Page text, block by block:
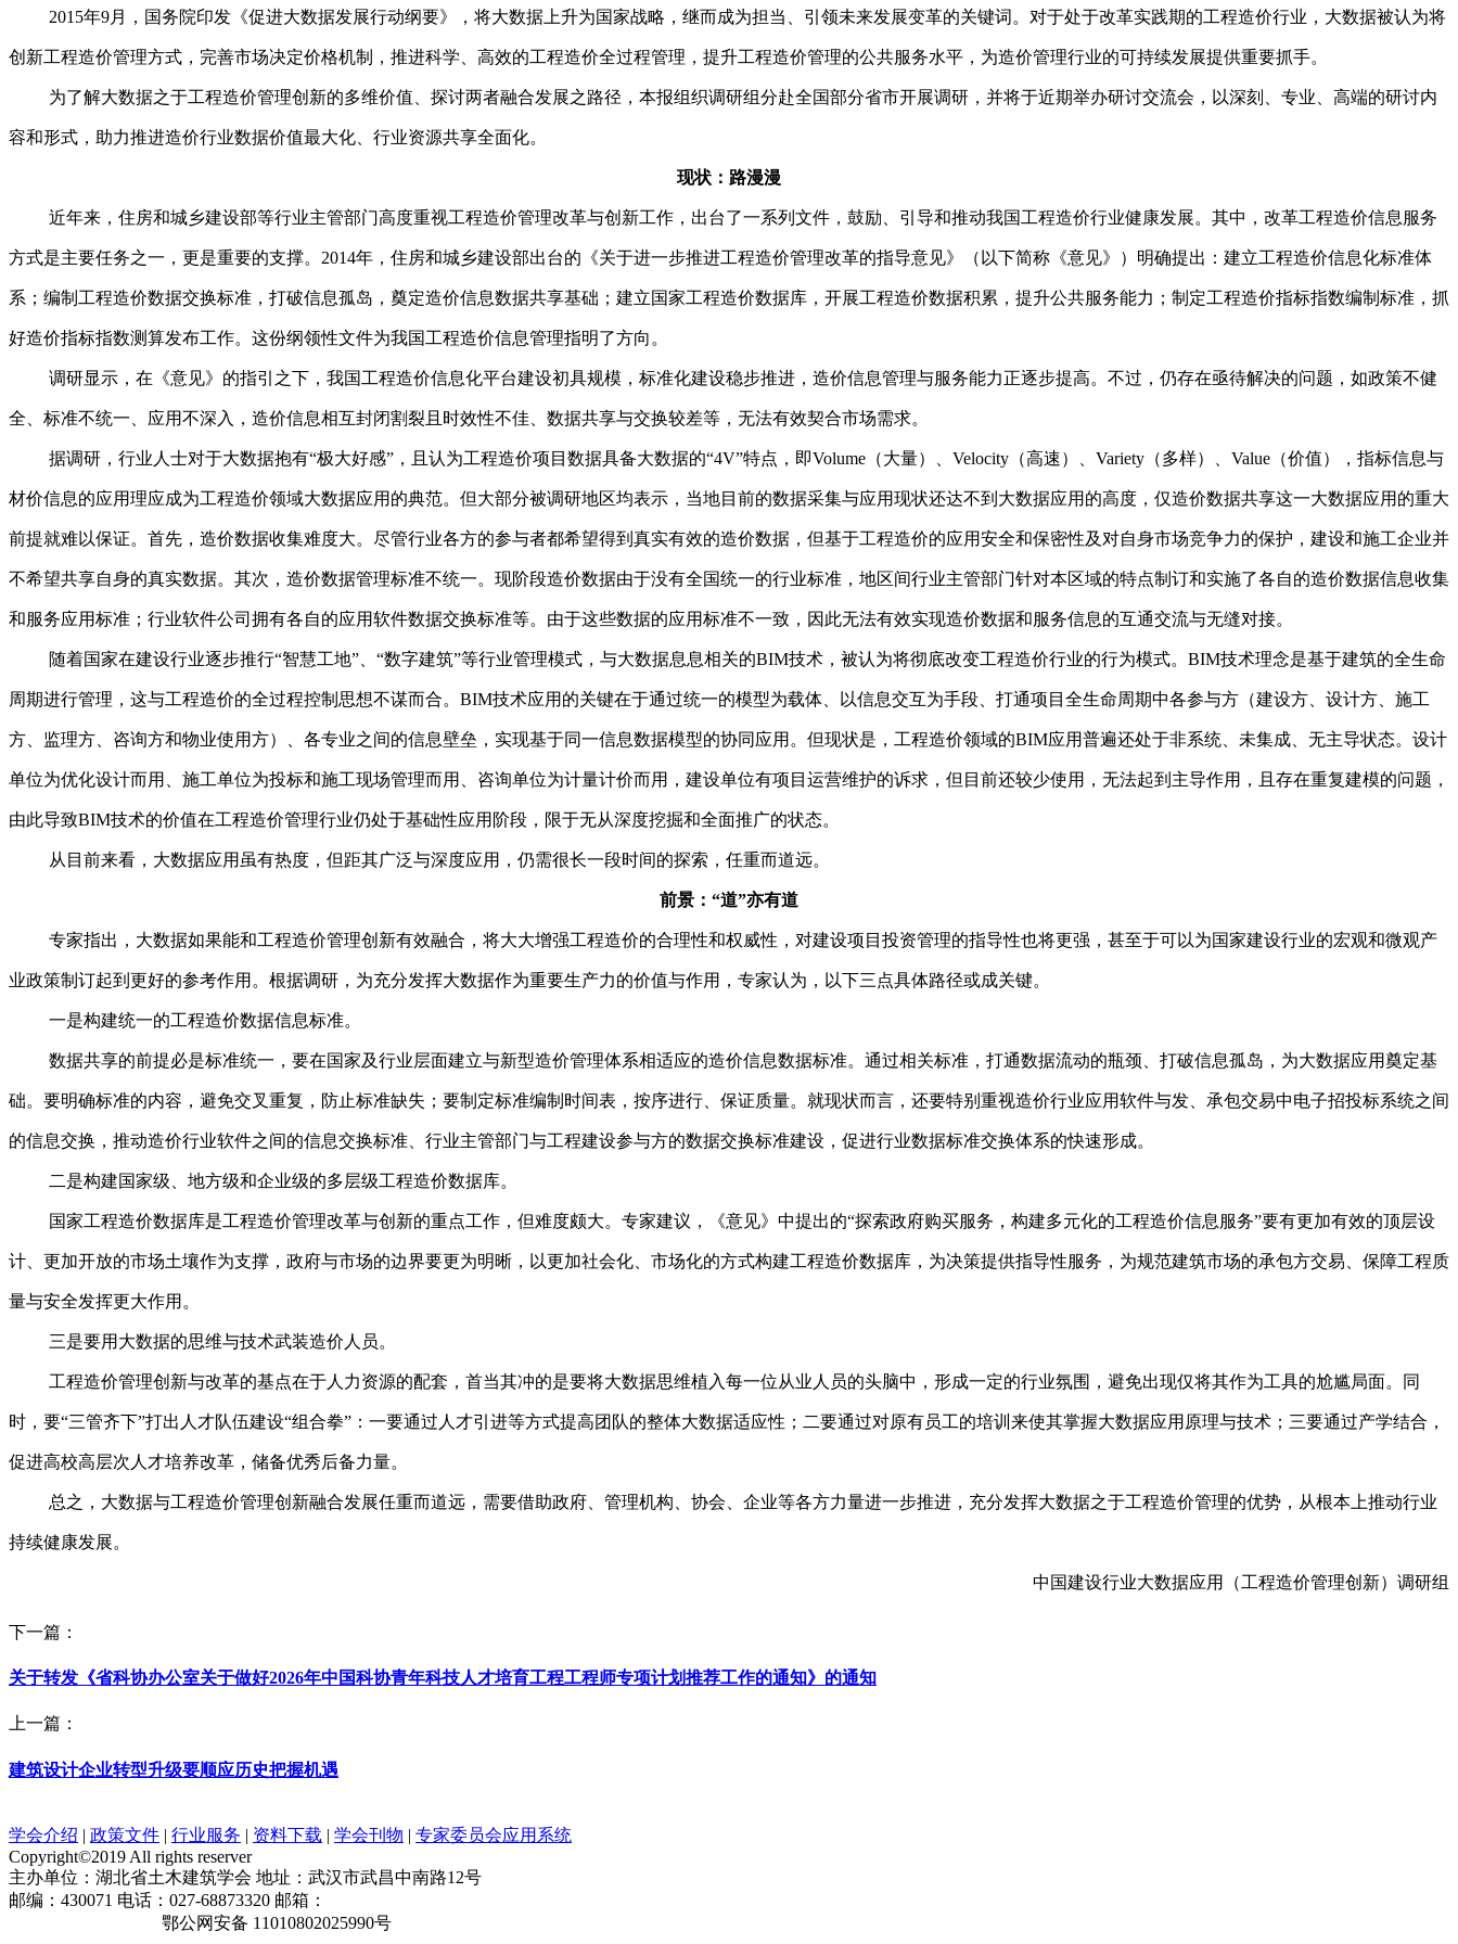
2015年9月，国务院印发《促进大数据发展行动纲要》，将大数据上升为国家战略，继而成为担当、引领未来发展变革的关键词。对于处于改革实践期的工程造价行业，大数据被认为将
创新工程造价管理方式，完善市场决定价格机制，推进科学、高效的工程造价全过程管理，提升工程造价管理的公共服务水平，为造价管理行业的可持续发展提供重要抓手。
为了解大数据之于工程造价管理创新的多维价值、探讨两者融合发展之路径，本报组织调研组分赴全国部分省市开展调研，并将于近期举办研讨交流会，以深刻、专业、高端的研讨内
容和形式，助力推进造价行业数据价值最大化、行业资源共享全面化。
现状：路漫漫
近年来，住房和城乡建设部等行业主管部门高度重视工程造价管理改革与创新工作，出台了一系列文件，鼓励、引导和推动我国工程造价行业健康发展。其中，改革工程造价信息服务
方式是主要任务之一，更是重要的支撑。2014年，住房和城乡建设部出台的《关于进一步推进工程造价管理改革的指导意见》（以下简称《意见》）明确提出：建立工程造价信息化标准体
系；编制工程造价数据交换标准，打破信息孤岛，奠定造价信息数据共享基础；建立国家工程造价数据库，开展工程造价数据积累，提升公共服务能力；制定工程造价指标指数编制标准，抓
好造价指标指数测算发布工作。这份纲领性文件为我国工程造价信息管理指明了方向。
调研显示，在《意见》的指引之下，我国工程造价信息化平台建设初具规模，标准化建设稳步推进，造价信息管理与服务能力正逐步提高。不过，仍存在亟待解决的问题，如政策不健
全、标准不统一、应用不深入，造价信息相互封闭割裂且时效性不佳、数据共享与交换较差等，无法有效契合市场需求。
据调研，行业人士对于大数据抱有“极大好感”，且认为工程造价项目数据具备大数据的“4V”特点，即Volume（大量）、Velocity（高速）、Variety（多样）、Value（价值），指标信息与
材价信息的应用理应成为工程造价领域大数据应用的典范。但大部分被调研地区均表示，当地目前的数据采集与应用现状还达不到大数据应用的高度，仅造价数据共享这一大数据应用的重大
前提就难以保证。首先，造价数据收集难度大。尽管行业各方的参与者都希望得到真实有效的造价数据，但基于工程造价的应用安全和保密性及对自身市场竞争力的保护，建设和施工企业并
不希望共享自身的真实数据。其次，造价数据管理标准不统一。现阶段造价数据由于没有全国统一的行业标准，地区间行业主管部门针对本区域的特点制订和实施了各自的造价数据信息收集
和服务应用标准；行业软件公司拥有各自的应用软件数据交换标准等。由于这些数据的应用标准不一致，因此无法有效实现造价数据和服务信息的互通交流与无缝对接。
随着国家在建设行业逐步推行“智慧工地”、“数字建筑”等行业管理模式，与大数据息息相关的BIM技术，被认为将彻底改变工程造价行业的行为模式。BIM技术理念是基于建筑的全生命
周期进行管理，这与工程造价的全过程控制思想不谋而合。BIM技术应用的关键在于通过统一的模型为载体、以信息交互为手段、打通项目全生命周期中各参与方（建设方、设计方、施工
方、监理方、咨询方和物业使用方）、各专业之间的信息壁垒，实现基于同一信息数据模型的协同应用。但现状是，工程造价领域的BIM应用普遍还处于非系统、未集成、无主导状态。设计
单位为优化设计而用、施工单位为投标和施工现场管理而用、咨询单位为计量计价而用，建设单位有项目运营维护的诉求，但目前还较少使用，无法起到主导作用，且存在重复建模的问题，
由此导致BIM技术的价值在工程造价管理行业仍处于基础性应用阶段，限于无从深度挖掘和全面推广的状态。
从目前来看，大数据应用虽有热度，但距其广泛与深度应用，仍需很长一段时间的探索，任重而道远。
前景：“道”亦有道
专家指出，大数据如果能和工程造价管理创新有效融合，将大大增强工程造价的合理性和权威性，对建设项目投资管理的指导性也将更强，甚至于可以为国家建设行业的宏观和微观产
业政策制订起到更好的参考作用。根据调研，为充分发挥大数据作为重要生产力的价值与作用，专家认为，以下三点具体路径或成关键。
一是构建统一的工程造价数据信息标准。
数据共享的前提必是标准统一，要在国家及行业层面建立与新型造价管理体系相适应的造价信息数据标准。通过相关标准，打通数据流动的瓶颈、打破信息孤岛，为大数据应用奠定基
础。要明确标准的内容，避免交叉重复，防止标准缺失；要制定标准编制时间表，按序进行、保证质量。就现状而言，还要特别重视造价行业应用软件与发、承包交易中电子招投标系统之间
的信息交换，推动造价行业软件之间的信息交换标准、行业主管部门与工程建设参与方的数据交换标准建设，促进行业数据标准交换体系的快速形成。
二是构建国家级、地方级和企业级的多层级工程造价数据库。
国家工程造价数据库是工程造价管理改革与创新的重点工作，但难度颇大。专家建议，《意见》中提出的“探索政府购买服务，构建多元化的工程造价信息服务”要有更加有效的顶层设
计、更加开放的市场土壤作为支撑，政府与市场的边界要更为明晰，以更加社会化、市场化的方式构建工程造价数据库，为决策提供指导性服务，为规范建筑市场的承包方交易、保障工程质
量与安全发挥更大作用。
三是要用大数据的思维与技术武装造价人员。
工程造价管理创新与改革的基点在于人力资源的配套，首当其冲的是要将大数据思维植入每一位从业人员的头脑中，形成一定的行业氛围，避免出现仅将其作为工具的尬尴局面。同
时，要“三管齐下”打出人才队伍建设“组合拳”：一要通过人才引进等方式提高团队的整体大数据适应性；二要通过对原有员工的培训来使其掌握大数据应用原理与技术；三要通过产学结合，
促进高校高层次人才培养改革，储备优秀后备力量。
总之，大数据与工程造价管理创新融合发展任重而道远，需要借助政府、管理机构、协会、企业等各方力量进一步推进，充分发挥大数据之于工程造价管理的优势，从根本上推动行业
持续健康发展。
中国建设行业大数据应用（工程造价管理创新）调研组
下一篇：
关于转发《省科协办公室关于做好2026年中国科协青年科技人才培育工程工程师专项计划推荐工作的通知》的通知
上一篇：
建筑设计企业转型升级要顺应历史把握机遇
学会介绍 | 政策文件 | 行业服务 | 资料下载 | 学会刊物 | 专家委员会应用系统
Copyright©2019 All rights reserver
主办单位：湖北省土木建筑学会 地址：武汉市武昌中南路12号
邮编：430071 电话：027-68873320 邮箱：
鄂公网安备 11010802025990号